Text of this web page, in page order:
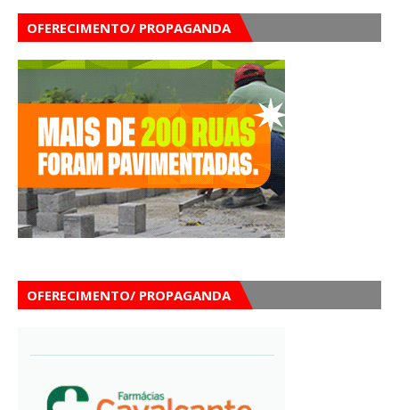
OFERECIMENTO/ PROPAGANDA
OFERECIMENTO/ PROPAGANDA